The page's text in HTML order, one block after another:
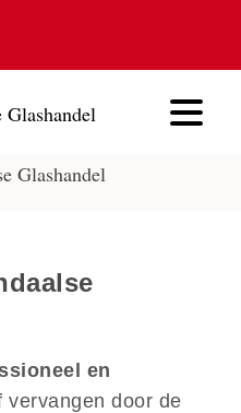
en
vervangen door de